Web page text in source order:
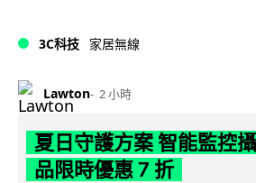
3C科技 家居無線
Lawton 2 小時
夏日守護方案 智能監控
品限時優惠 7 折